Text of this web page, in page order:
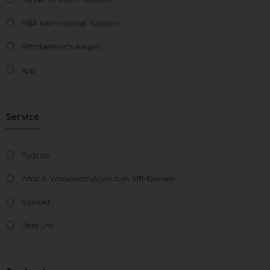
MBA International Taxation
Mitarbeiterschulungen
App
Service
Podcast
Infos & Voraussetzungen zum StB-Examen
Kontakt
Über uns